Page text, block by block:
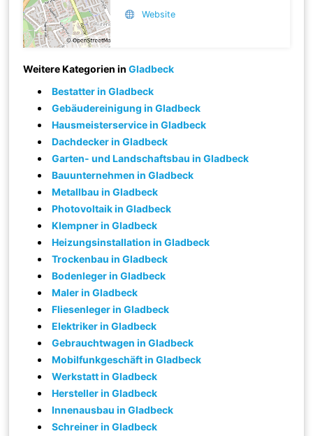
Website
Weitere Kategorien inGladbeck
Bestatter in Gladbeck
Gebäudereinigung in Gladbeck
Hausmeisterservice in Gladbeck
Dachdecker in Gladbeck
Garten- und Landschaftsbau in Gladbeck
Bauunternehmen in Gladbeck
Metallbau in Gladbeck
Photovoltaik in Gladbeck
Klempner in Gladbeck
Heizungsinstallation in Gladbeck
Trockenbau in Gladbeck
Bodenleger in Gladbeck
Maler in Gladbeck
Fliesenleger in Gladbeck
Elektriker in Gladbeck
Gebrauchtwagen in Gladbeck
Mobilfunkgeschäft in Gladbeck
Werkstatt in Gladbeck
Hersteller in Gladbeck
Innenausbau in Gladbeck
Schreiner in Gladbeck